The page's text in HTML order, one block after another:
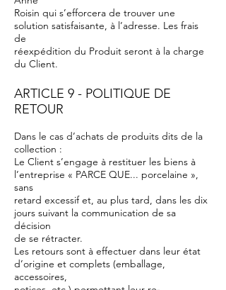
Roisin qui s’efforcera de trouver une
solution satisfaisante, à l’adresse. Les frais
de
réexpédition du Produit seront à la charge
du Client.
ARTICLE 9 - POLITIQUE DE
RETOUR
Dans le cas d’achats de produits dits de la
collection :
Le Client s’engage à restituer les biens à
l’entreprise « PARCE QUE... porcelaine »,
sans
retard excessif et, au plus tard, dans les dix
jours suivant la communication de sa
décision
de se rétracter.
Les retours sont à effectuer dans leur état
d’origine et complets (emballage,
accessoires,